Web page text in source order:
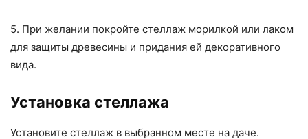
5. При желании покройте стеллаж морилкой или лаком
для защиты древесины и придания ей декоративного
вида.
Установка стеллажа
Установите стеллаж в выбранном месте на даче.